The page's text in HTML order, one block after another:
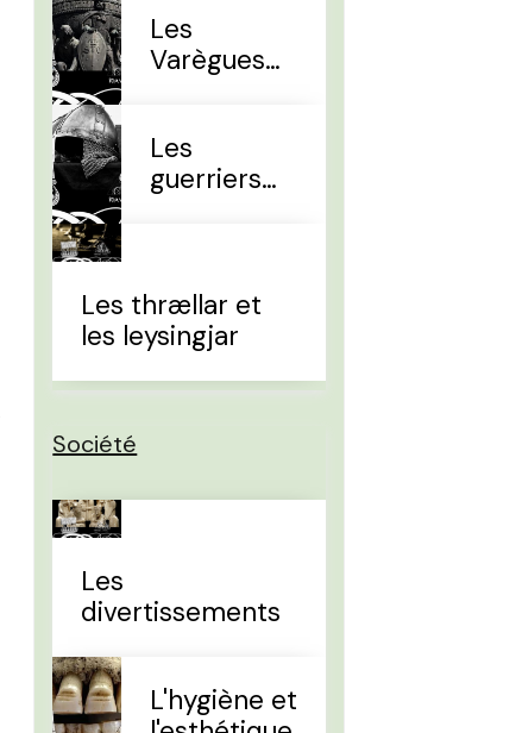
Les
Varègues
Les
guerriers
Les thrællar et
les leysingjar
Société
Les
divertissements
L'hygiène et